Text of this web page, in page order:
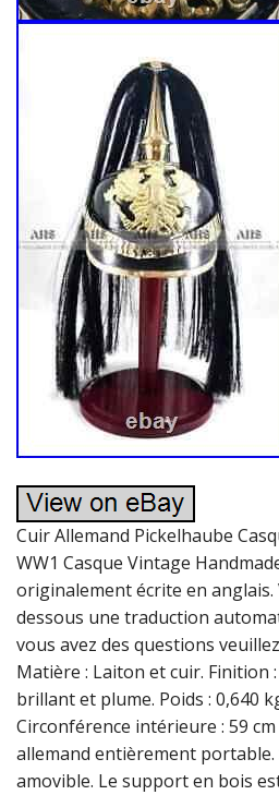
Cuir Allemand Pickelhaube
WW1 Casque Vintage
originalement écrite en
dessous une traduction
vous avez des questions
Matière : Laiton et cuir. Finition
brillant et plume. Poids : 0,640
Circonférence intérieure : 59
allemand entièrement portable.
amovible. Le support en bois